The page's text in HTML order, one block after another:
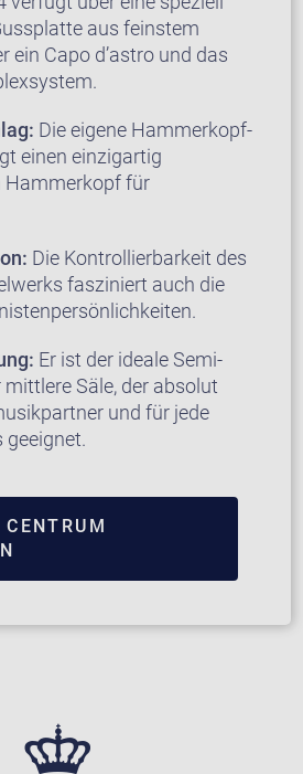
aus feinstem
ein Capo d’astro und das
Die eigene Hammerkopf-
einen einzigartig
Hammerkopf für
Die Kontrollierbarkeit des
fasziniert auch die
Er ist der ideale Semi-
Säle, der absolut
und für jede
geeignet.